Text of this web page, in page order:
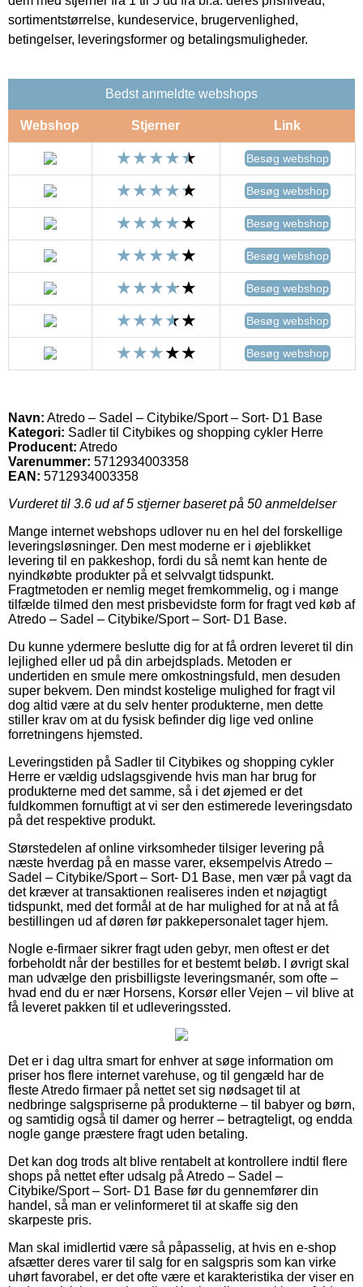
sortimentstørrelse, kundeservice, brugervenlighed,
betingelser, leveringsformer og betalingsmuligheder.
Bedst anmeldte webshops
Webshop Stjerner Link
Besøg webshop
Besøg webshop
Besøg webshop
Besøg webshop
Besøg webshop
Besøg webshop
Besøg webshop
Navn: Atredo – Sadel – Citybike/Sport – Sort- D1 Base
Kategori: Sadler til Citybikes og shopping cykler Herre
Producent: Atredo
Varenummer: 5712934003358
EAN: 5712934003358
Vurderet til 3.6 ud af 5 stjerner baseret på 50 anmeldelser
Mange internet webshops udlover nu en hel del forskellige
leveringsløsninger. Den mest moderne er i øjeblikket
levering til en pakkeshop, fordi du så nemt kan hente de
nyindkøbte produkter på et selvvalgt tidspunkt.
Fragtmetoden er nemlig meget fremkommelig, og i mange
tilfælde tilmed den mest prisbevidste form for fragt ved køb af
Atredo – Sadel – Citybike/Sport – Sort- D1 Base.
Du kunne ydermere beslutte dig for at få ordren leveret til din
lejlighed eller ud på din arbejdsplads. Metoden er
undertiden en smule mere omkostningsfuld, men desuden
super bekvem. Den mindst kostelige mulighed for fragt vil
dog altid være at du selv henter produkterne, men dette
stiller krav om at du fysisk befinder dig lige ved online
forretningens hjemsted.
Leveringstiden på Sadler til Citybikes og shopping cykler
Herre er vældig udslagsgivende hvis man har brug for
produkterne med det samme, så i det øjemed er det
fuldkommen fornuftigt at vi ser den estimerede leveringsdato
på det respektive produkt.
Størstedelen af online virksomheder tilsiger levering på
næste hverdag på en masse varer, eksempelvis Atredo –
Sadel – Citybike/Sport – Sort- D1 Base, men vær på vagt da
det kræver at transaktionen realiseres inden et nøjagtigt
tidspunkt, med det formål at de har mulighed for at nå at få
bestillingen ud af døren før pakkepersonalet tager hjem.
Nogle e-firmaer sikrer fragt uden gebyr, men oftest er det
forbeholdt når der bestilles for et bestemt beløb. I øvrigt skal
man udvælge den prisbilligste leveringsmanér, som ofte –
hvad end du er nær Horsens, Korsør eller Vejen – vil blive at
få leveret pakken til et udleveringssted.
Det er i dag ultra smart for enhver at søge information om
priser hos flere internet varehuse, og til gengæld har de
fleste Atredo firmaer på nettet set sig nødsaget til at
nedbringe salgspriserne på produkterne – til babyer og børn,
og samtidig også til damer og herrer – betragteligt, og endda
nogle gange præstere fragt uden betaling.
Det kan dog trods alt blive rentabelt at kontrollere indtil flere
shops på nettet efter udsalg på Atredo – Sadel –
Citybike/Sport – Sort- D1 Base før du gennemfører din
handel, så man er velinformeret til at skaffe sig den
skarpeste pris.
Man skal imidlertid være så påpasselig, at hvis en e-shop
afsætter deres varer til salg for en salgspris som kan virke
uhørt favorabel, er det ofte være et karakteristika der viser en